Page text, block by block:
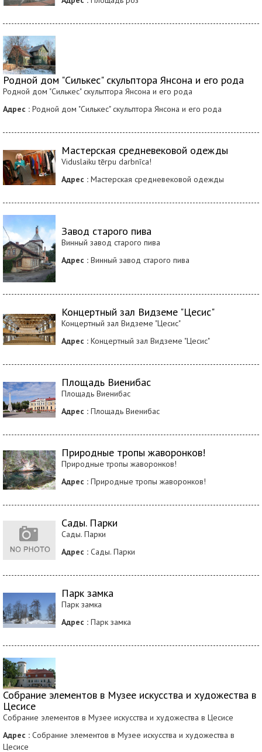
Родной дом "Силькес" скульптора Янсона и его рода
Родной дом "Силькес" скульптора Янсона и его рода
Адрес : Родной дом "Силькес" скульптора Янсона и его рода
Мастерская средневековой одежды
Viduslaiku tērpu darbnīca!
Адрес : Мастерская средневековой одежды
Завод старого пива
Винный завод старого пива
Адрес : Винный завод старого пива
Концертный зал Видземе "Цесис"
Концертный зал Видземе "Цесис"
Адрес : Концертный зал Видземе "Цесис"
Площадь Виенибас
Площадь Виенибас
Адрес : Площадь Виенибас
Природные тропы жаворонков!
Природные тропы жаворонков!
Адрес : Природные тропы жаворонков!
Сады. Парки
Сады. Парки
Адрес : Сады. Парки
Парк замка
Парк замка
Адрес : Парк замка
Собрание элементов в Музее искусства и художества в
Цесисе
Собрание элементов в Музее искусства и художества в Цесисе
Адрес : Собрание элементов в Музее искусства и художества в
Цесисе